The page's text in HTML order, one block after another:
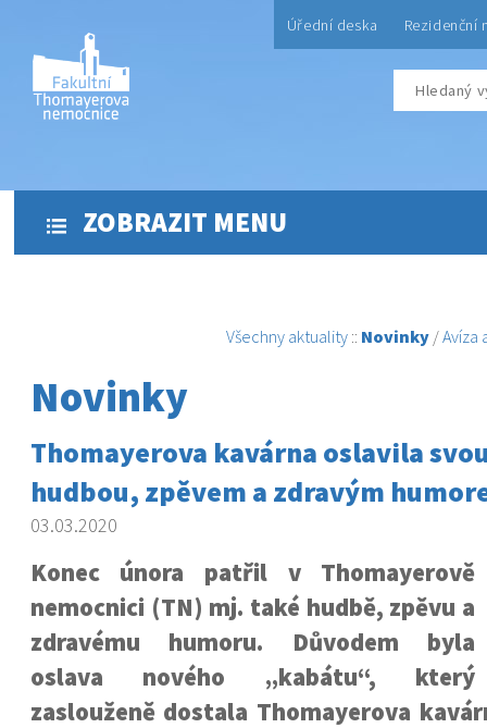
Úřední deska Rezidenční
ZOBRAZIT MENU
Všechny aktuality :: Novinky /Avíza
Novinky
Thomayerova kavárna oslavila
hudbou, zpěvem a zdravým
03.03.2020
Konec února patřil v Thomayerově
nemocnici (TN) mj. také hudbě, zpěvu a
zdravému humoru. Důvodem byla
oslava nového „kabátu“, který
zaslouženě dostala Thomayerova